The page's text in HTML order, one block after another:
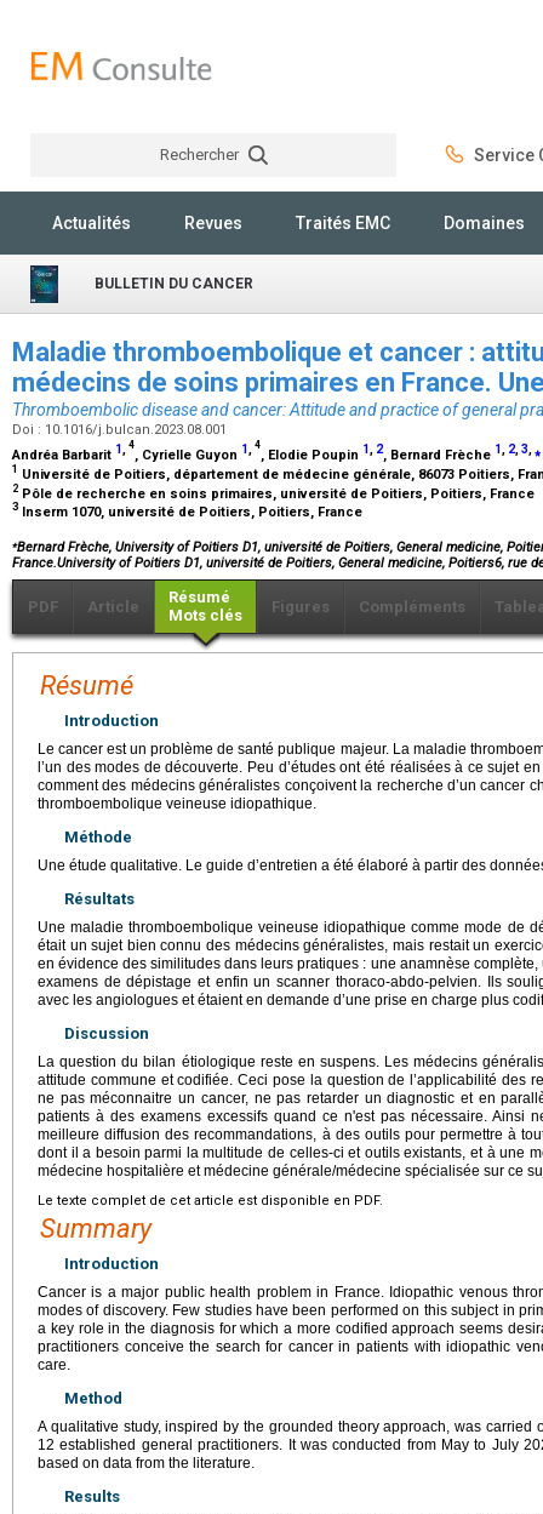
Rechercher Service
Actualités Revues Traités EMC Domaines
BULLETIN DU CANCER
Maladie thromboembolique et cancer :
médecins de soins primaires en France.
Thromboembolic disease and cancer: Attitude and practice of general
Doi : 10.1016/j.bulcan.2023.08.001
Andréa Barbarit 1, 4
, Cyrielle Guyon 1, 4
, Elodie Poupin 1, 2, Bernard Frèche 1, 2,3,⁎
1 Université de Poitiers, département de médecine générale, 86073 Poitiers,
2 Pôle de recherche en soins primaires, université de Poitiers, Poitiers, France
3 Inserm 1070, université de Poitiers, Poitiers, France
⁎Bernard Frèche, University of Poitiers D1, université de Poitiers, General medicine,
France.University of Poitiers D1, université de Poitiers, General medicine, Poitiers6, rue
PDF Article
Résumé
Mots clés
Figures Compléments
Résumé
Introduction
Le cancer est un problème de santé publique majeur. La maladie
l’un des modes de découverte. Peu d’études ont été réalisées à ce sujet
comment des médecins généralistes conçoivent la recherche d’un cancer
thromboembolique veineuse idiopathique.
Méthode
Une étude qualitative. Le guide d’entretien a été élaboré à partir des
Résultats
Une maladie thromboembolique veineuse idiopathique comme mode de
était un sujet bien connu des médecins généralistes, mais restait un
en évidence des similitudes dans leurs pratiques : une anamnèse
examens de dépistage et enfin un scanner thoraco-abdo-pelvien. Ils
avec les angiologues et étaient en demande d’une prise en charge plus
Discussion
La question du bilan étiologique reste en suspens. Les médecins
attitude commune et codifiée. Ceci pose la question de l’applicabilité des
ne pas méconnaitre un cancer, ne pas retarder un diagnostic et en
patients à des examens excessifs quand ce n'est pas nécessaire. Ainsi
meilleure diffusion des recommandations, à des outils pour permettre à
dont il a besoin parmi la multitude de celles-ci et outils existants, et à une
médecine hospitalière et médecine générale/médecine spécialisée sur ce
Le texte complet de cet article est disponible en PDF.
Summary
Introduction
Cancer is a major public health problem in France. Idiopathic venous
modes of discovery. Few studies have been performed on this subject in
a key role in the diagnosis for which a more codified approach seems
practitioners conceive the search for cancer in patients with idiopathic
care.
Method
A qualitative study, inspired by the grounded theory approach, was carried
12 established general practitioners. It was conducted from May to July
based on data from the literature.
Results